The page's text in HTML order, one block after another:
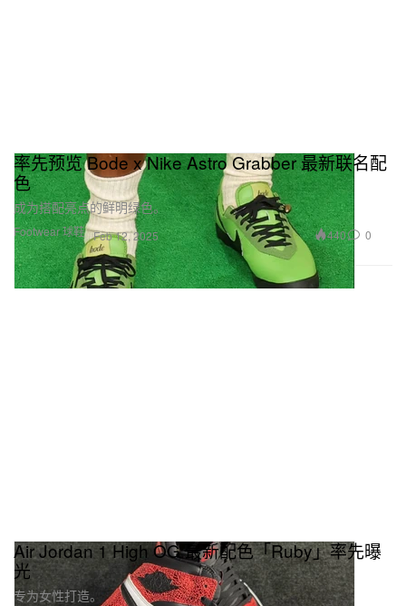
Footwear 球鞋
率先预览 Bode x Nike Astro Grabber 最新联名配
色
成为搭配亮点的鲜明绿色。
Feb 12, 2025 440 0
Air Jordan 1 High OG 最新配色「Ruby」率先曝
光
专为女性打造。